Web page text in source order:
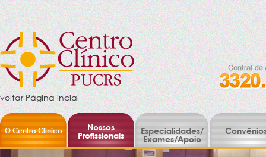
voltar Página incial
O Centro Clínico
Nossos
Profissionais
Especialidades/
Exames/Apoio